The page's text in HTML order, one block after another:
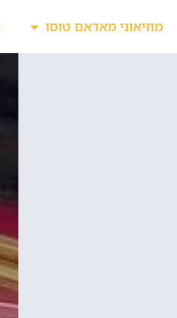
מוזיאוני מאדאם טוסו